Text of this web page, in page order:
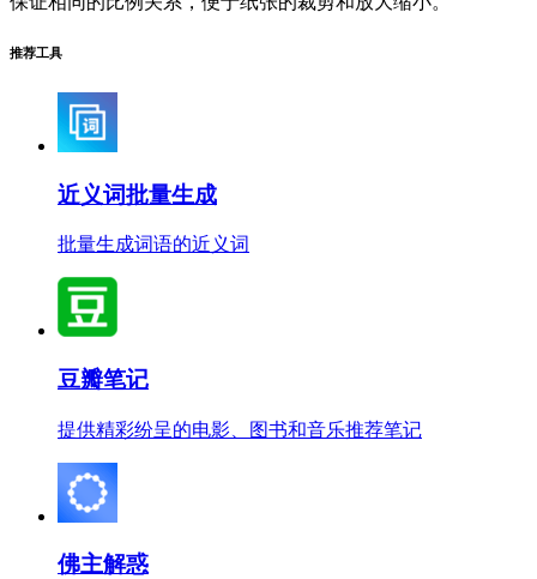
推荐工具
近义词批量生成
批量生成词语的近义词
豆瓣笔记
提供精彩纷呈的电影、图书和音乐推荐笔记
佛主解惑